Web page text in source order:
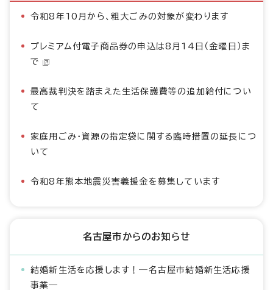
令和8年10月から、粗大ごみの対象が変わります
プレミアム付電子商品券の申込は8月14日（金曜日）ま
で
最高裁判決を踏まえた生活保護費等の追加給付につい
て
家庭用ごみ・資源の指定袋に関する臨時措置の延長につ
いて
令和8年熊本地震災害義援金を募集しています
名古屋市からのお知らせ
結婚新生活を応援します！―名古屋市結婚新生活応援
事業―